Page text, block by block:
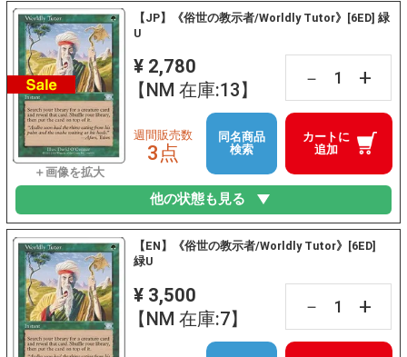
【JP】《俗世の教示者/Worldly Tutor》[6ED] 緑
U
¥ 2,780
【NM 在庫:13】
－ +
カートに
追加
週間販売数
3点
同名商品
検索
他の状態も見る
【EN】《俗世の教示者/Worldly Tutor》[6ED]
緑U
¥ 3,500
【NM 在庫:7】
－ +